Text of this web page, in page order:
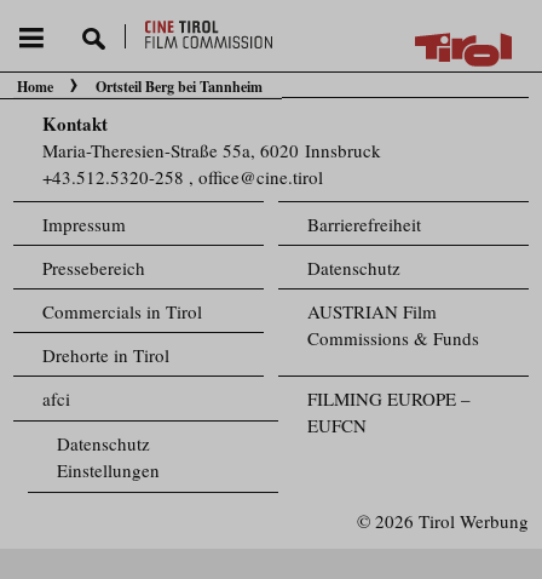
Sie befinden sich hier:
Home Ortsteil Berg bei Tannheim
Kontakt
Maria-Theresien-Straße 55a, 6020 Innsbruck
+43.512.5320-258 ,office@cine.tirol
Impressum
Barrierefreiheit
Pressebereich
Datenschutz
Commercials in Tirol
AUSTRIAN Film
Commissions & Funds
Drehorte in Tirol
FILMING EUROPE –
EUFCN
afci
Datenschutz
Einstellungen
© 2026 Tirol Werbung